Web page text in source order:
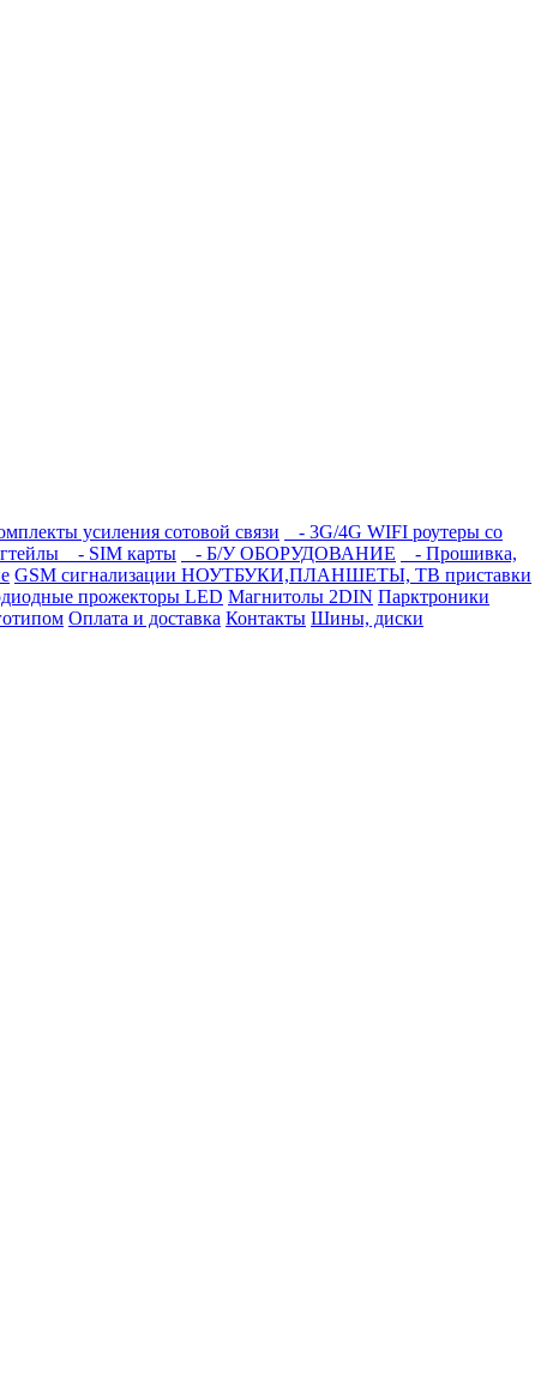
усиления сотовой связи
- 3G/4G WIFI роутеры со
- SIM карты - Б/У ОБОРУДОВАНИЕ
- Прошивка,
GSM сигнализации НОУТБУКИ,ПЛАНШЕТЫ, ТВ приставки
прожекторы LED Магнитолы 2DIN Парктроники
Оплата и доставка Контакты Шины, диски